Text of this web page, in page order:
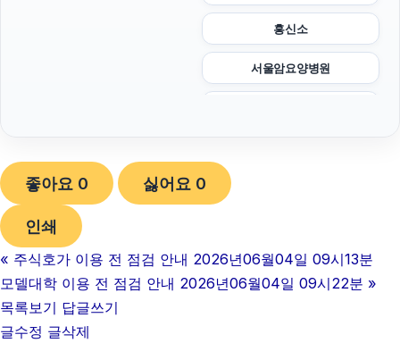
흥신소
서울암요양병원
대안학교
좋아요 0 싫어요 0
인쇄
« 주식호가 이용 전 점검 안내 2026년06월04일 09시13분
모델대학 이용 전 점검 안내 2026년06월04일 09시22분 »
목록보기 답글쓰기
글수정 글삭제